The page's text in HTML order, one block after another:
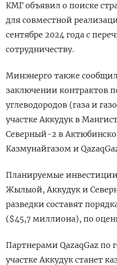
КМГ объявил о поиске
для совместной
сентябре 2024 года с
сотрудничеству.
Минэнерго также
заключении контрактов
углеводородов (газа и
участке Аккудук в
Северный-2 в
Казмунайгазом и
Планируемые
Жылыой, Аккудук и
разведки составят
($45,7 миллиона), по
Партнерами QazaqGaz по
участке Аккудук станет